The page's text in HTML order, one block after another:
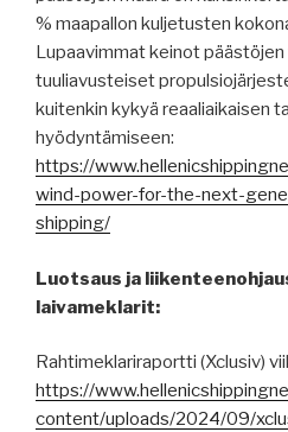
% maapallon kuljetusten
Lupaavimmat keinot
tuuliavusteiset
kuitenkin kykyä reaaliaikaisen
hyödyntämiseen:
https://
wind-power-for-the-next-
shipping/
Luotsaus ja
laivameklarit:
Rahtimeklariraportti (Xclusiv)
https://
content/uploads/2024/09/